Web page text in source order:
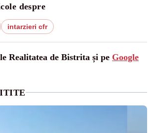
despre
intarzieri cfr
Realitatea de Bistrita și pe Google